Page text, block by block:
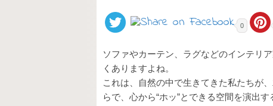
0
ソファやカーテン、ラグなどのインテリ
くありますよね。
これは、自然の中で生きてきた私たちが
らで、心から“ホッ”とできる空間を演出す